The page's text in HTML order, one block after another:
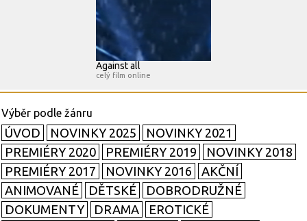
Against all
celý film online
ÚVOD NOVINKY 2025
NOVINKY 2021
PREMIÉRY 2020
PREMIÉRY 2019
NOVINKY 2018
PREMIÉRY 2017
NOVINKY 2016
AKČNÍ
ANIMOVANÉ
DĚTSKÉ
DOBRODRUŽNÉ
DOKUMENTY
DRAMA
EROTICKÉ